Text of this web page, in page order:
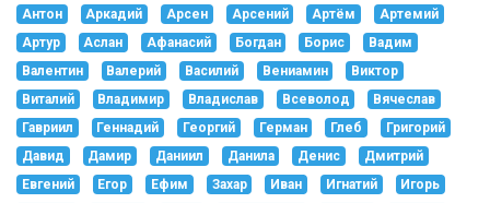
Антон
Аркадий Арсен Арсений Артём
Артемий
Артур
Аслан Афанасий Богдан Борис
Вадим
Валентин
Валерий Василий Вениамин
Виктор
Виталий
Владимир Владислав Всеволод
Вячеслав
Гавриил
Геннадий Георгий Герман Глеб
Григорий
Давид
Дамир Даниил Данила Денис
Дмитрий
Евгений
Егор Ефим Захар Иван Игнатий
Игорь